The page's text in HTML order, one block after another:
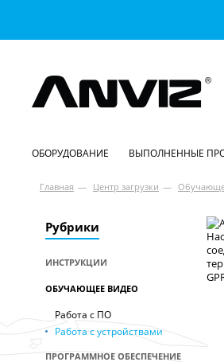
ОБОРУДОВАНИЕ ВЫПОЛНЕННЫЕ
Главная — Центр загрузки —
Рубрики
ИНСТРУКЦИИ
ОБУЧАЮЩЕЕ ВИДЕО
Работа с ПО
Работа с устройствами
ПРОГРАММНОЕ ОБЕСПЕЧЕНИЕ